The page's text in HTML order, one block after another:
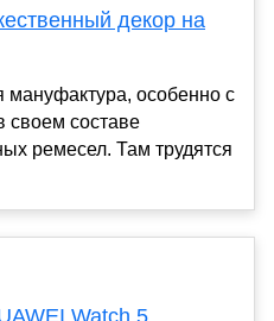
декор на
особенно с
своем составе
ремесел. Там трудятся
Watch 5